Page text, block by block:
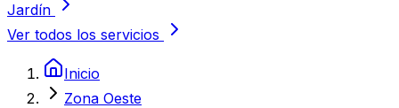
Jardín
Ver todos los servicios
Inicio
Zona Oeste